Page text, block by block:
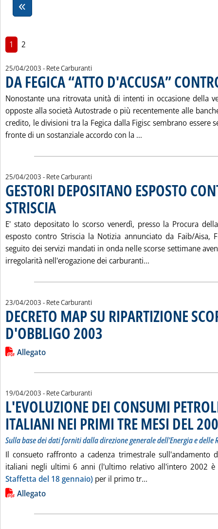
1 2
25/04/2003 - Rete Carburanti
DA FEGICA “ATTO D'ACCUSA”
Nonostante una ritrovata unità di intenti in occasione della
opposte alla società Autostrade o più recentemente alle
credito, le divisioni tra la Fegica dalla Figisc sembrano essere
fronte di un sostanziale accordo con la ...
25/04/2003 - Rete Carburanti
GESTORI DEPOSITANO ESPOSTO
STRISCIA
E' stato depositato lo scorso venerdì, presso la Procura
esposto contro Striscia la Notizia annunciato da Faib/Aisa,
seguito dei servizi mandati in onda nelle scorse settimane
irregolarità nell'erogazione dei carburanti...
23/04/2003 - Rete Carburanti
DECRETO MAP SU RIPARTIZIONE
D'OBBLIGO 2003
Leggi tutta la notizia: 'DECRETO MAP SU RIPARTIZIONE
Lista allegati PDF alla notizia
Allegato
19/04/2003 - Rete Carburanti
L'EVOLUZIONE DEI CONSUMI
ITALIANI NEI PRIMI TRE MESI DEL
Sulla base dei dati forniti dalla direzione generale dell'Energia e delle
Il consueto raffronto a cadenza trimestrale sull'andamento
italiani negli ultimi 6 anni (l'ultimo relativo all'intero 2002 è
Staffetta del 18 gennaio) per il primo tr...
Lista allegati PDF alla notizia
Allegato